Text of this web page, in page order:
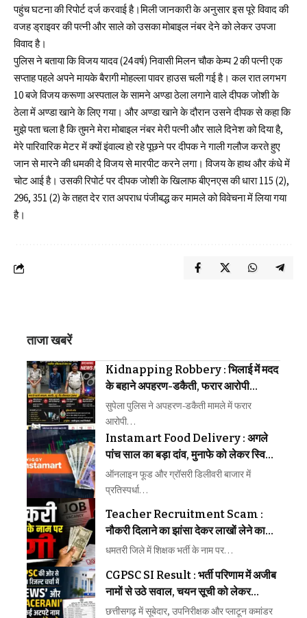
पहुंच घटना की रिपोर्ट दर्ज करवाई है।मिली जानकारी के अनुसार इस पूरे विवाद की
वजह ड्राइवर की पत्नी और साले को उसका मोबाइल नंबर देने को लेकर उपजा
विवाद है।
पुलिस ने बताया कि विजय यादव (24 वर्ष) निवासी मिलन चौक केम्प 2 की पत्नी एक
सप्ताह पहले अपने मायके बैरागी मोहल्ला पावर हाउस चली गई है। कल रात लगभग
10 बजे विजय करूणा अस्पताल के सामने अण्डा ठेला लगाने वाले दीपक जोशी के
ठेला में अण्डा खाने के लिए गया। और अण्डा खाने के दौरान उसने दीपक से कहा कि
मुझे पता चला है कि तुमने मेरा मोबाइल नंबर मेरी पत्नी और साले दिनेश को दिया है,
मेरे पारिवारिक मेटर में क्यों इंवाल्व हो रहे पूछने पर दीपक ने गाली गलौज करते हुए
जान से मारने की धमकी दे विजय से मारपीट करने लगा। विजय के हाथ और कंधे में
चोट आई है। उसकी रिपोर्ट पर दीपक जोशी के खिलाफ बीएनएस की धारा 115 (2),
296, 351 (2) के तहत देर रात अपराध पंजीबद्ध कर मामले को विवेचना में लिया गया
है।
ताजा खबरें
Kidnapping Robbery : भिलाई में मदद
के बहाने अपहरण-डकैती, फरार आरोपी
गिरफ्तार
सुपेला पुलिस ने अपहरण-डकैती मामले में फरार
आरोपी…
Instamart Food Delivery : अगले
पांच साल का बड़ा दांव, मुनाफे को लेकर स्विगी
ने बनाया नया रोडमैप
ऑनलाइन फूड और ग्रॉसरी डिलीवरी बाजार में
प्रतिस्पर्धा…
Teacher Recruitment Scam :
नौकरी दिलाने का झांसा देकर लाखों लेने का
आरोप, चार पीड़ितों ने पुलिस से लगाई कार्रवाई
धमतरी जिले में शिक्षक भर्ती के नाम पर…
CGPSC SI Result : भर्ती परिणाम में अजीब
नामों से उठे सवाल, चयन सूची को लेकर
सियासत भी हुई तेज
छत्तीसगढ़ में सूबेदार, उपनिरीक्षक और प्लाटून कमांडर